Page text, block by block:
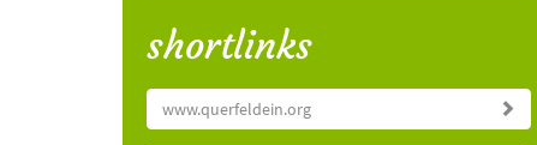
shortlinks
www.querfeldein.org